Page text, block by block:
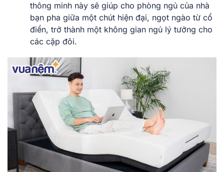
thông minh này sẽ giúp cho phòng ngủ của nhà
bạn pha giữa một chút hiện đại, ngọt ngào từ cổ
điển, trở thành một không gian ngủ lý tưởng cho
các cặp đôi.